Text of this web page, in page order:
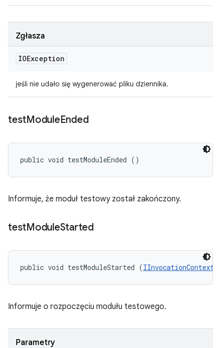
Zgłasza
IOException
jeśli nie udało się wygenerować pliku dziennika.
testModuleEnded
public void testModuleEnded ()
Informuje, że moduł testowy został zakończony.
testModuleStarted
public void testModuleStarted (IInvocationContext
Informuje o rozpoczęciu modułu testowego.
Parametry